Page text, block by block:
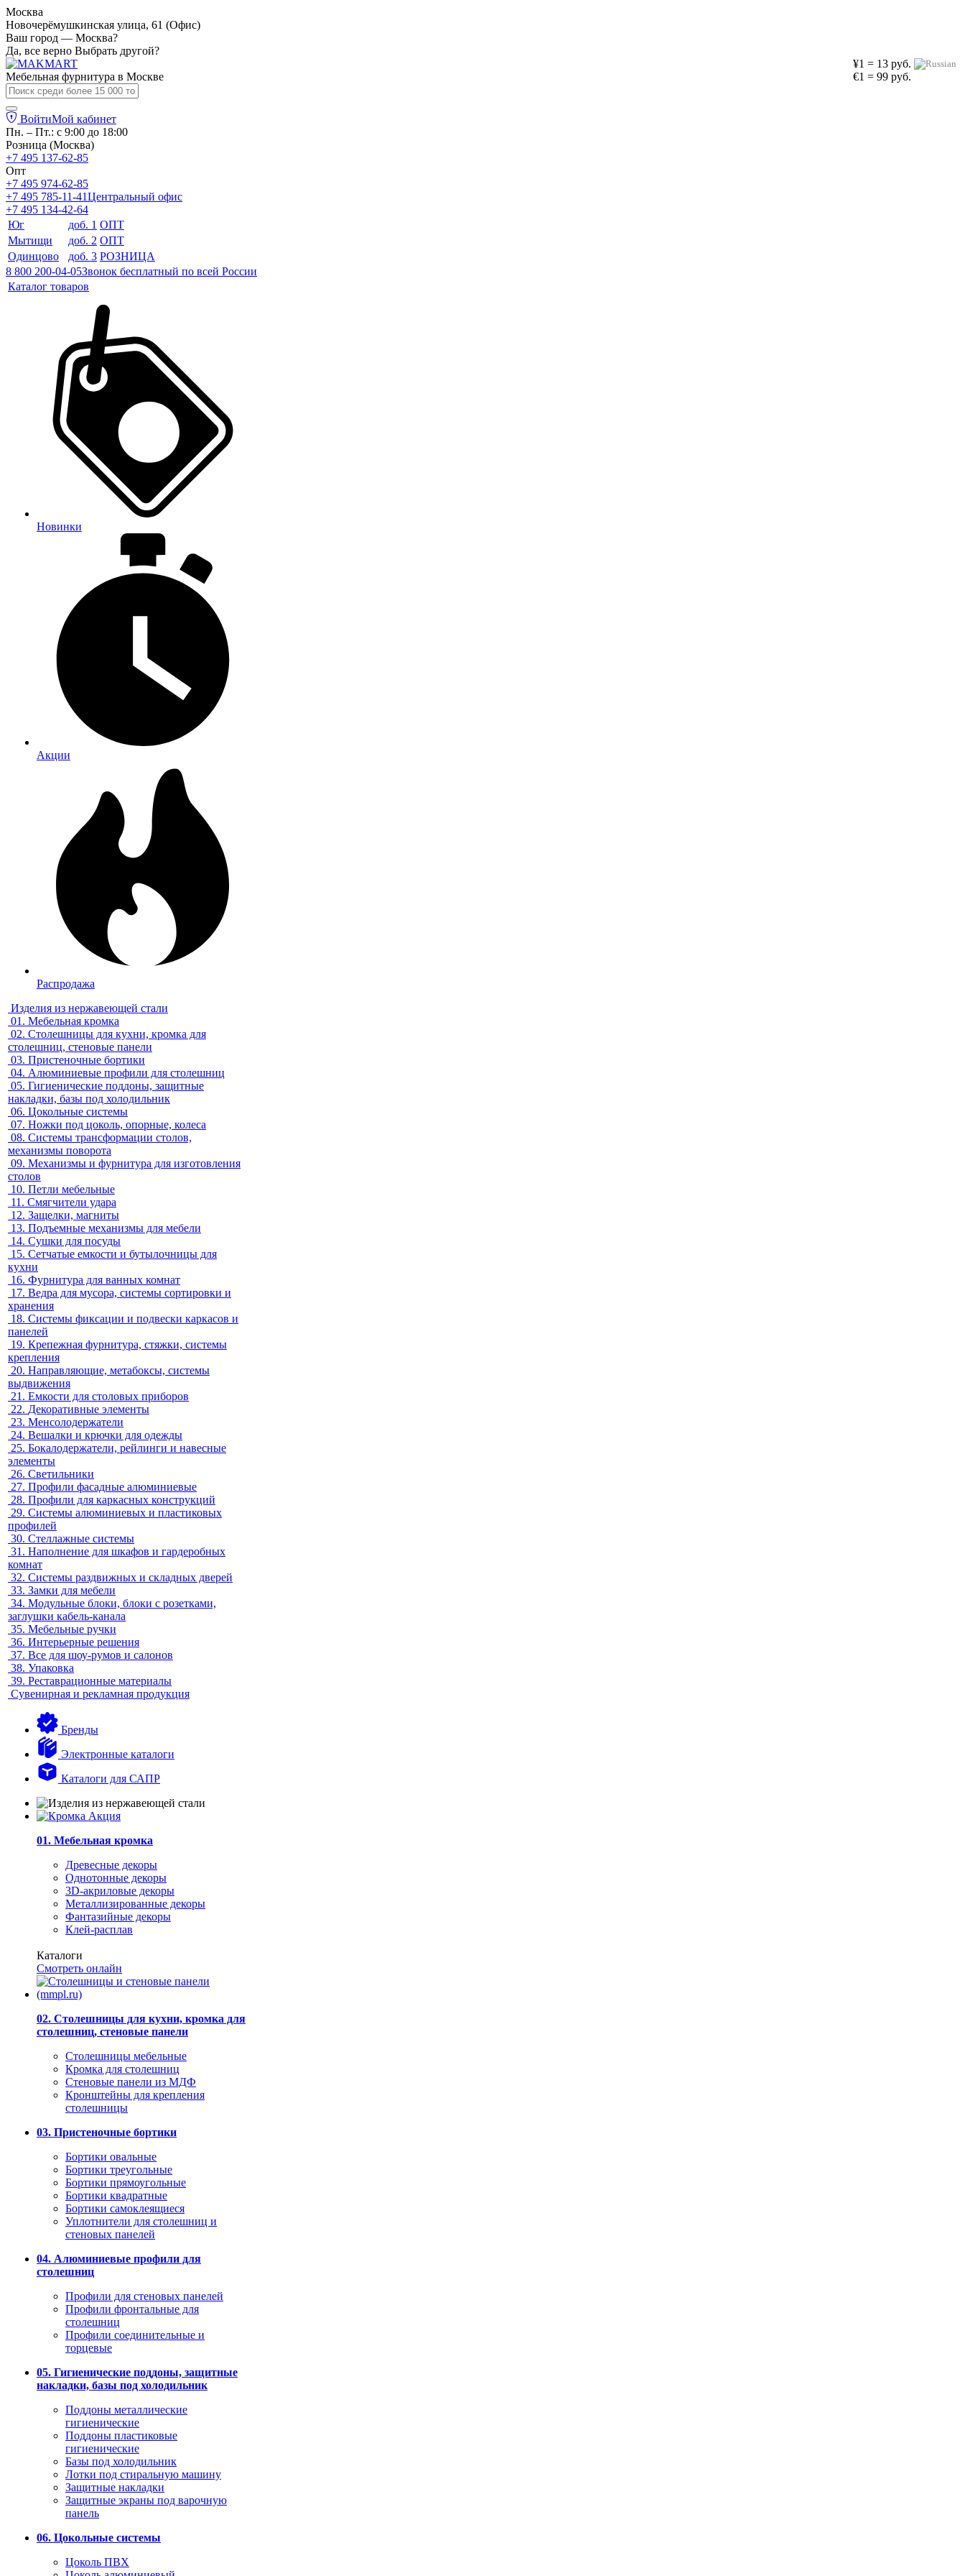
Москва
Новочерёмушкинская улица, 61 (Офис)
Ваш город — Москва?
Да, все верно Выбрать другой?
¥1 = 13 руб.
€1 = 99 руб.
Мебельная фурнитура в Москве
ВойтиМой кабинет
Пн. – Пт.: с 9:00 до 18:00
Розница (Москва)
+7 495 137-62-85
Опт
+7 495 974-62-85
+7 495 785-11-41Центральный офис
+7 495 134-42-64
Юг
доб. 1 ОПТ
Мытищи
доб. 2 ОПТ
Одинцово
доб. 3 РОЗНИЦА
8 800 200-04-05Звонок бесплатный по всей России
Каталог товаров
Новинки
Акции
Распродажа
Изделия из нержавеющей стали
01. Мебельная кромка
02. Столешницы для кухни, кромка для
столешниц, стеновые панели
03. Пристеночные бортики
04. Алюминиевые профили для столешниц
05. Гигиенические поддоны, защитные
накладки, базы под холодильник
06. Цокольные системы
07. Ножки под цоколь, опорные, колеса
08. Системы трансформации столов,
механизмы поворота
09. Механизмы и фурнитура для изготовления
столов
10. Петли мебельные
11. Смягчители удара
12. Защелки, магниты
13. Подъемные механизмы для мебели
14. Сушки для посуды
15. Сетчатые емкости и бутылочницы для
кухни
16. Фурнитура для ванных комнат
17. Ведра для мусора, системы сортировки и
хранения
18. Системы фиксации и подвески каркасов и
панелей
19. Крепежная фурнитура, стяжки, системы
крепления
20. Направляющие, метабоксы, системы
выдвижения
21. Емкости для столовых приборов
22. Декоративные элементы
23. Менсолодержатели
24. Вешалки и крючки для одежды
25. Бокалодержатели, рейлинги и навесные
элементы
26. Светильники
27. Профили фасадные алюминиевые
28. Профили для каркасных конструкций
29. Системы алюминиевых и пластиковых
профилей
30. Стеллажные системы
31. Наполнение для шкафов и гардеробных
комнат
32. Системы раздвижных и складных дверей
33. Замки для мебели
34. Модульные блоки, блоки с розетками,
заглушки кабель-канала
35. Мебельные ручки
36. Интерьерные решения
37. Все для шоу-румов и салонов
38. Упаковка
39. Реставрационные материалы
Сувенирная и рекламная продукция
Бренды
Электронные каталоги
Каталоги для САПР
01. Мебельная кромка
Древесные декоры
Однотонные декоры
3D-акриловые декоры
Металлизированные декоры
Фантазийные декоры
Клей-расплав
Каталоги
Смотреть онлайн
02. Столешницы для кухни, кромка для
столешниц, стеновые панели
Столешницы мебельные
Кромка для столешниц
Стеновые панели из МДФ
Кронштейны для крепления
столешницы
03. Пристеночные бортики
Бортики овальные
Бортики треугольные
Бортики прямоугольные
Бортики квадратные
Бортики самоклеящиеся
Уплотнители для столешниц и
стеновых панелей
04. Алюминиевые профили для
столешниц
Профили для стеновых панелей
Профили фронтальные для
столешниц
Профили соединительные и
торцевые
05. Гигиенические поддоны, защитные
накладки, базы под холодильник
Поддоны металлические
гигиенические
Поддоны пластиковые
гигиенические
Базы под холодильник
Лотки под стиральную машину
Защитные накладки
Защитные экраны под варочную
панель
06. Цокольные системы
Цоколь ПВХ